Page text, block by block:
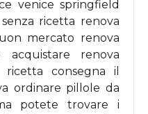
venice springfield
ricetta renova
mercato renova
acquistare renova
consegna il
ordinare pillole da
potete trovare i